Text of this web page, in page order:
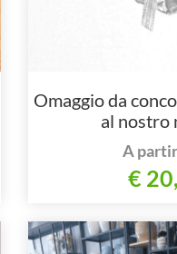
Omaggio da
al nostro
A
€